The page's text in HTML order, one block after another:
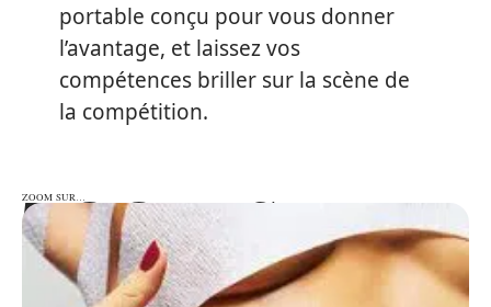
portable conçu pour vous donner
l’avantage, et laissez vos
compétences briller sur la scène de
la compétition.
ZOOM SUR…
ZOOM SUR…